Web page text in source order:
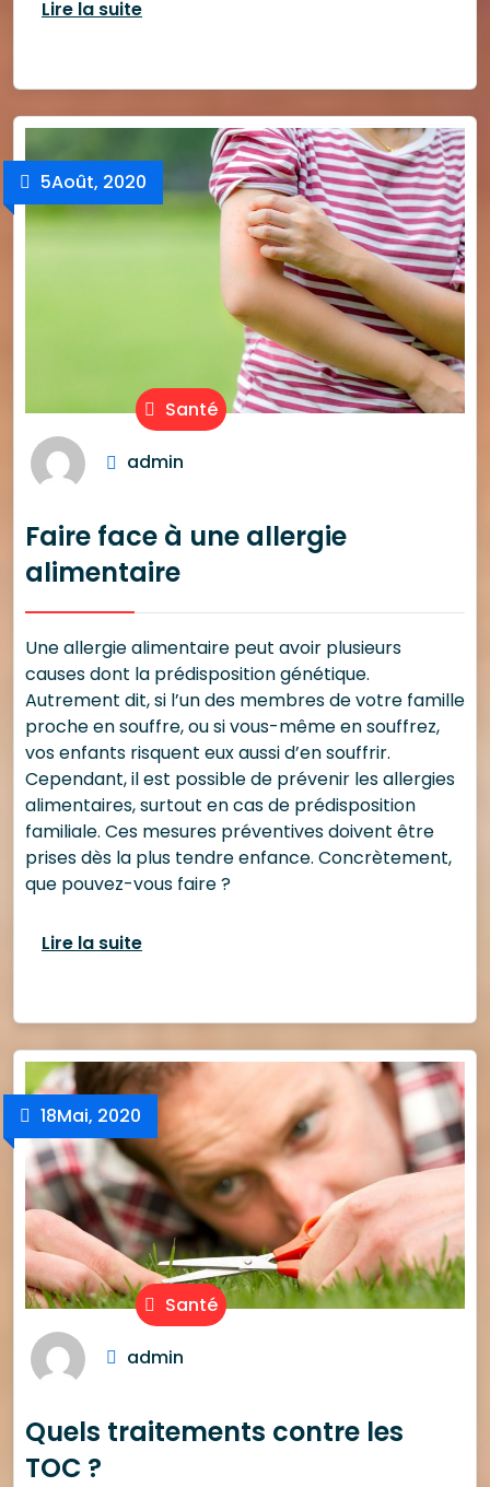
Lire la suite
Santé
5Août, 2020
admin
Faire face à une allergie
alimentaire
Une allergie alimentaire peut avoir plusieurs
causes dont la prédisposition génétique.
Autrement dit, si l’un des membres de votre famille
proche en souffre, ou si vous-même en souffrez,
vos enfants risquent eux aussi d’en souffrir.
Cependant, il est possible de prévenir les allergies
alimentaires, surtout en cas de prédisposition
familiale. Ces mesures préventives doivent être
prises dès la plus tendre enfance. Concrètement,
que pouvez-vous faire ?
Lire la suite
Santé
18Mai, 2020
admin
Quels traitements contre les
TOC ?